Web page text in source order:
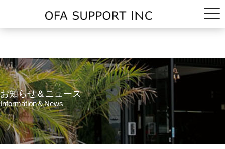
お知らせ＆ニュース
Information＆News